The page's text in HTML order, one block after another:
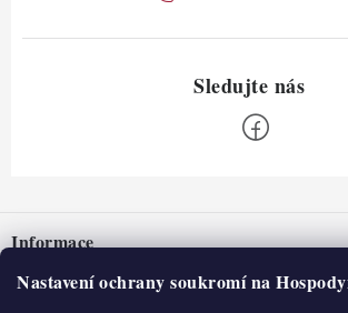
Nastavení ochrany soukromí na
pInformace
Nepřevzetí zásilky na dobírku
O nás